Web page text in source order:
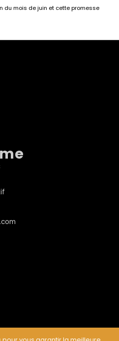
du mois de juin et cette promesse